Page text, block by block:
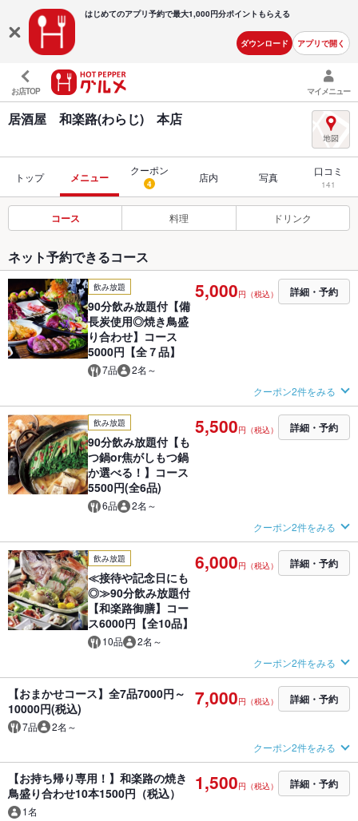
はじめてのアプリ予約で最大1,000円分ポイントもらえる
ダウンロード アプリで開く
お店TOP マイメニュー
居酒屋 和楽路(わらじ) 本店
トップ メニュー
クーポン
4 店内 写真 口コミ
141
コース 料理 ドリンク
ネット予約できるコース
飲み放題
90分飲み放題付【備
長炭使用◎焼き鳥盛
り合わせ】コース
5000円【全７品】
7品 2名～
5,000円（税込） 詳細・予約
クーポン2件をみる
飲み放題
90分飲み放題付【も
つ鍋or焦がしもつ鍋
か選べる！】コース
5500円(全6品)
6品 2名～
5,500円（税込） 詳細・予約
クーポン2件をみる
飲み放題
≪接待や記念日にも
◎≫90分飲み放題付
【和楽路御膳】コー
ス6000円【全10品】
10品 2名～
6,000円（税込） 詳細・予約
クーポン2件をみる
【おまかせコース】全7品7000円～
10000円(税込)
7品 2名～
7,000円（税込） 詳細・予約
クーポン2件をみる
【お持ち帰り専用！】和楽路の焼き
鳥盛り合わせ10本1500円（税込）
1名
1,500円（税込） 詳細・予約